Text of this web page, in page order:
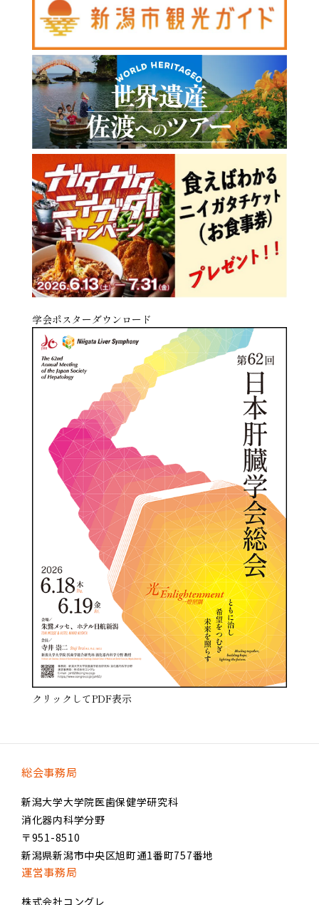
学会ポスターダウンロード
クリックしてPDF表示
総会事務局
新潟大学大学院医歯保健学研究科
消化器内科学分野
〒951-8510
新潟県新潟市中央区旭町通1番町757番地
運営事務局
株式会社コングレ